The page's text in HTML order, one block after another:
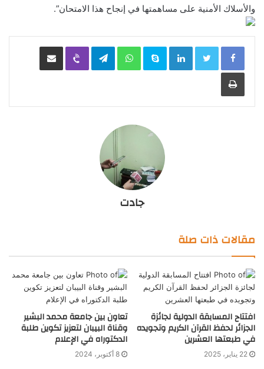
والأسلاك الأمنية على مساهمتها في إنجاح هذا الامتحان”.
LinkedIn
Skype
WhatsApp
Telegram
Viber مشاركة عبر البريد
طباعة
جادت
مقالات ذات صلة
افتتاح المسابقة الدولية لجائزة
الجزائر لحفظ القرآن الكريم وتجويده
في طبعتها العشرين
22 يناير، 2025
تعاون بين جامعة محمد البشير
وقناة البيبان لتعزيز تكوين طلبة
الدكتوراه في الإعلام
8 أكتوبر، 2024